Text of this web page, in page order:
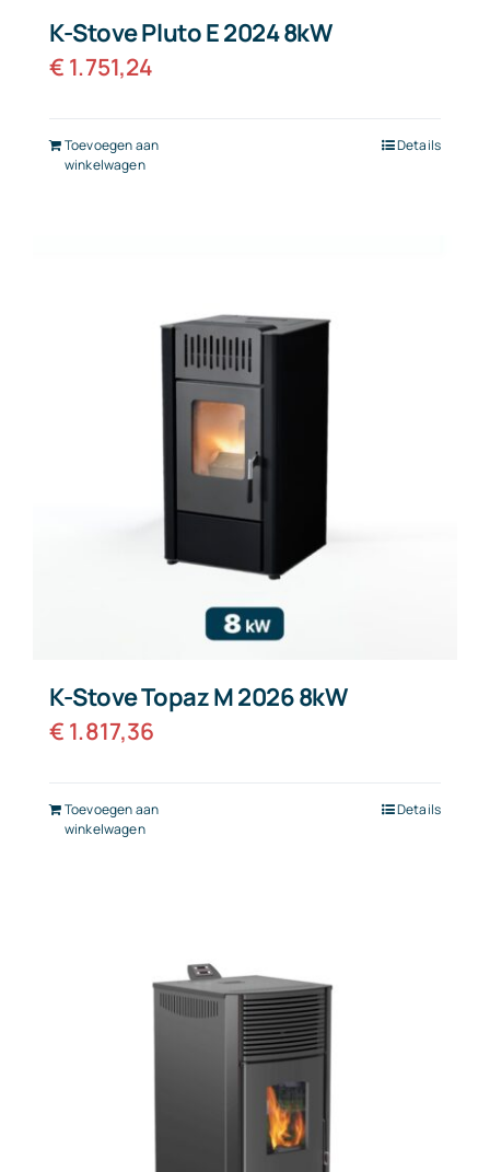
K-Stove Pluto E 2024 8kW
€ 1.751,24
Toevoegen aan
winkelwagen
Details
K-Stove Topaz M 2026 8kW
€ 1.817,36
Toevoegen aan
winkelwagen
Details